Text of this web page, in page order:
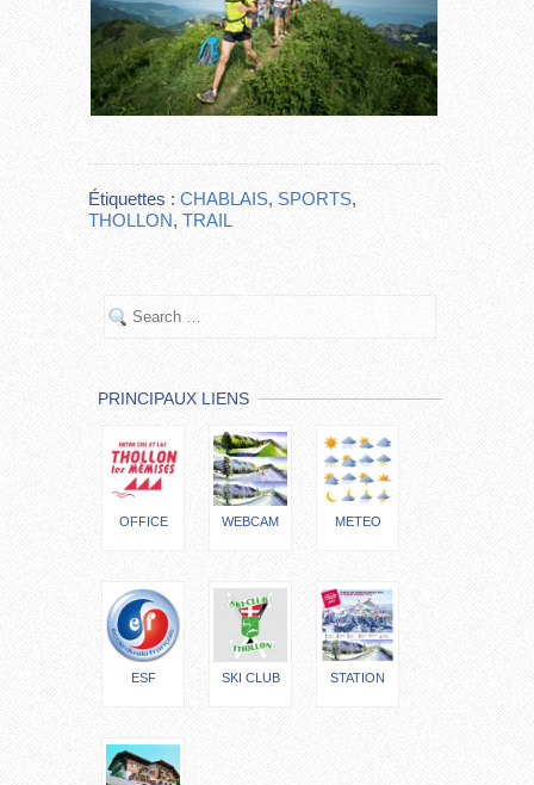
Étiquettes : CHABLAIS, SPORTS,
THOLLON, TRAIL
PRINCIPAUX LIENS
OFFICE WEBCAM METEO
ESF SKI CLUB STATION